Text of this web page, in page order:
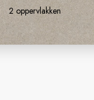
2 oppervlakken